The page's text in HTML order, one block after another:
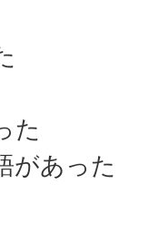
た
があった